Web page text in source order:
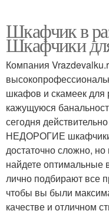
Шкафчик в
Шкафчики
Компания
шкафов и скамеек для
кажущуюся
сегодня
НЕДОРОГИЕ шкафчики
достаточно сложно,
найдете
лично подбирают все
чтобы вы были
качестве и отличном